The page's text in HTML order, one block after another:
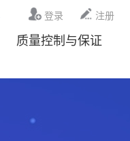
登录 注册
质量控制与保证